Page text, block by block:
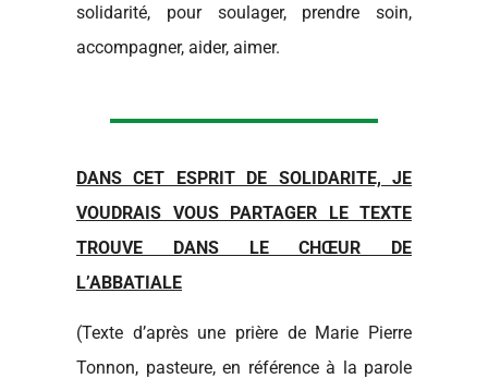
solidarité, pour soulager, prendre soin,
accompagner, aider, aimer.
DANS CET ESPRIT DE SOLIDARITE, JE
VOUDRAIS VOUS PARTAGER LE TEXTE
TROUVE DANS LE CHŒUR DE
L’ABBATIALE
(Texte d’après une prière de Marie Pierre
Tonnon, pasteure, en référence à la parole